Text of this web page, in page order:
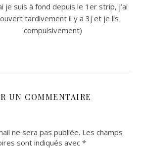
je suis à fond depuis le 1er strip, j’ai
tardivement il y a 3j et je lis
compulsivement)
UN COMMENTAIRE
ne sera pas publiée. Les champs
sont indiqués avec *